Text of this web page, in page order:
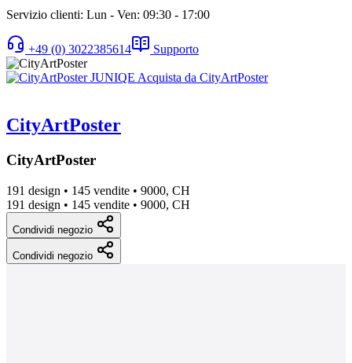
Servizio clienti: Lun - Ven: 09:30 - 17:00
+49 (0) 3022385614 Supporto
CityArtPoster
CityArtPoster
191 design • 145 vendite • 9000, CH
191 design • 145 vendite • 9000, CH
Condividi negozio
Condividi negozio